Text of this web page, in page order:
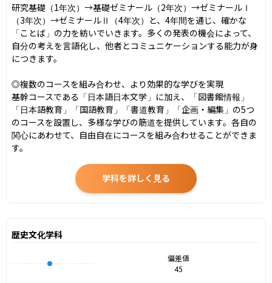
研究基礎（1年次）→基礎ゼミナール（2年次）→ゼミナールⅠ
（3年次）→ゼミナールⅡ（4年次）と、4年間を通じ、確かな
「ことば」の力を紡いでいきます。多くの発表の機会によって、
自分の考えを言語化し、他者とコミュニケーションする能力が身
につきます。
◎複数のコースを組み合わせ、より効果的な学びを実現
基幹コースである「日本語日本文学」に加え、「図書館情報」
「日本語教育」「国語教育」「書道教育」「企画・編集」の5つ
のコースを設置し、多様な学びの筋道を提供しています。各自の
関心にあわせて、自由自在にコースを組み合わせることができま
す。
学科を詳しく見る
歴史文化学科
偏差値
45